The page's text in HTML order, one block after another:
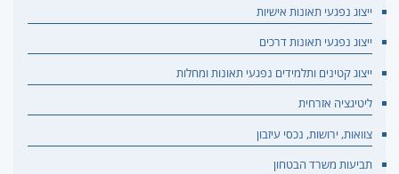
ייצוג נפגעי תאונות אישיות
ייצוג נפגעי תאונות דרכים
ייצוג קטינים ותלמידים נפגעי תאונות ומחלות
ליטיגציה אזרחית
צוואות, ירושות, נכסי עיזבון
תביעות משרד הבטחון